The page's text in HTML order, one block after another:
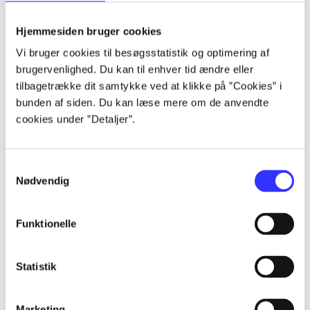
Hjemmesiden bruger cookies
Vi bruger cookies til besøgsstatistik og optimering af
brugervenlighed. Du kan til enhver tid ændre eller
tilbagetrække dit samtykke ved at klikke på ”Cookies” i
bunden af siden. Du kan læse mere om de anvendte
cookies under ”Detaljer”.
Nødvendig
Funktionelle
Statistik
lorem ipsum dolor sit amet ...
lorem ipsum dolor sit amet ...
lorem ipsum dolor sit amet ...
lorem ipsum dolor sit amet ...
lorem ipsum dolor sit amet ...
lorem ipsum dolor sit amet ...
lorem ipsum dolor sit amet ...
lorem ipsum dolor sit amet ...